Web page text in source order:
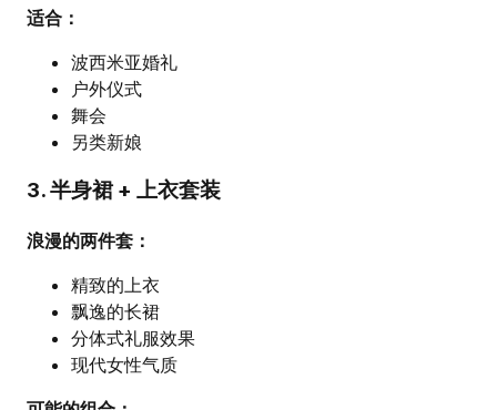
适合：
波西米亚婚礼
户外仪式
舞会
另类新娘
3. 半身裙 + 上衣套装
浪漫的两件套：
精致的上衣
飘逸的长裙
分体式礼服效果
现代女性气质